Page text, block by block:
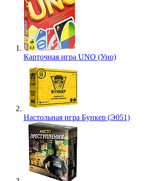
Карточная игра UNO (Уно)
Настольная игра Бункер (Э051)